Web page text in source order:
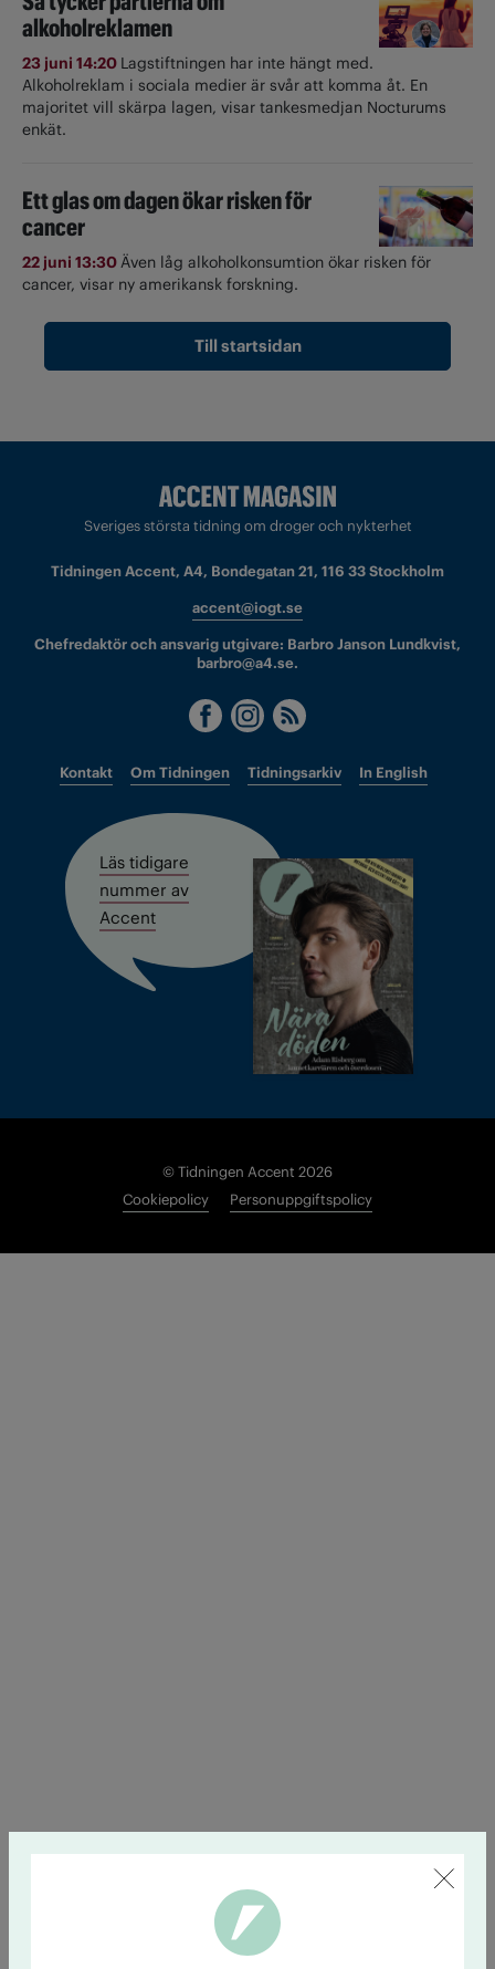
alkoholreklamen
23 juni 14:20 Lagstiftningen har inte hängt med.
Alkoholreklam i sociala medier är svår att komma åt. En
majoritet vill skärpa lagen, visar tankesmedjan Nocturums
enkät.
Ett glas om dagen ökar risken för
cancer
22 juni 13:30Även låg alkoholkonsumtion ökar risken för
cancer, visar ny amerikansk forskning.
Till startsidan
Sveriges största tidning om droger och nykterhet
Tidningen Accent, A4, Bondegatan 21, 116 33 Stockholm
accent@iogt.se
Chefredaktör och ansvarig utgivare: Barbro Janson Lundkvist,
barbro@a4.se.
Kontakt Om Tidningen Tidningsarkiv In English
Läs tidigare
nummer av
Accent
© Tidningen Accent 2026
Cookiepolicy
Personuppgiftspolicy